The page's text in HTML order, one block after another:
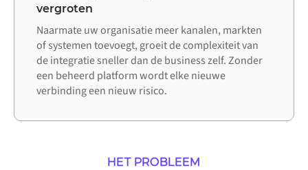
vergroten
Naarmate uw organisatie meer kanalen, markten
of systemen toevoegt, groeit de complexiteit van
de integratie sneller dan de business zelf. Zonder
een beheerd platform wordt elke nieuwe
verbinding een nieuw risico.
HET PROBLEEM